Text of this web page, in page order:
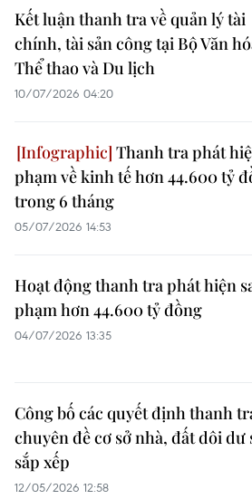
Kết luận thanh tra về quản lý tài
chính, tài sản công tại Bộ Văn
Thể thao và Du lịch
10/07/2026 04:20
Thanh tra phát
phạm về kinh tế hơn 44.600 tỷ
trong 6 tháng
05/07/2026 14:53
Hoạt động thanh tra phát hiện
phạm hơn 44.600 tỷ đồng
04/07/2026 13:35
Công bố các quyết định thanh
chuyên đề cơ sở nhà, đất dôi dư
sắp xếp
12/05/2026 12:58